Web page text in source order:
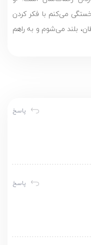
می‌کنم با فکر کردن
بلند می‌شوم و به راهم
پاسخ
پاسخ